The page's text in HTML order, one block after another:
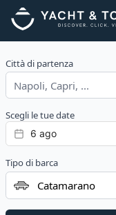
Città di partenza
Scegli le tue date
Tipo di barca
Catamarano